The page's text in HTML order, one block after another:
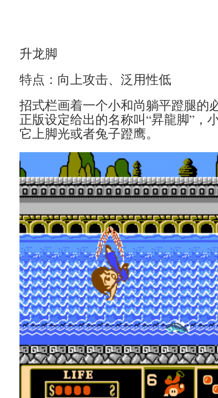
升龙脚
特点：向上攻击、泛用性低
招式栏画着一个小和尚躺平蹬腿的
正版设定给出的名称叫“昇龍脚”，
它上脚光或者兔子蹬鹰。